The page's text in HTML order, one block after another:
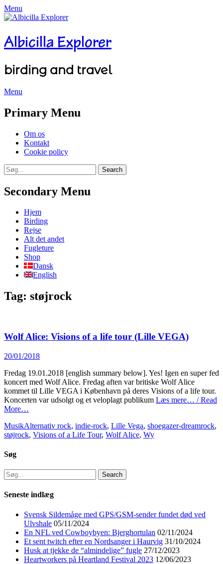
Menu
Albicilla Explorer
birding and travel
Menu
Primary Menu
Skip
content
Om os
Kontakt
Cookie policy
Search
Search
for:
Secondary Menu
Skip
content
Hjem
Birding
Rejse
Alt det andet
Fugleture
Shop
Dansk
English
Tag: støjrock
Wolf Alice: Visions of a life tour (Lille VEGA)
Posted
20/01/2018
Fredag 19.01.2018 [english summary below]. Yes! Igen en super fed
koncert med Wolf Alice. Fredag aften var britiske Wolf Alice
kommet til Lille VEGA i København på deres Visions of a life tour.
Koncerten var udsolgt og et veloplagt publikum Læs mere… / Read
More…
Categories
MusikTags
Alternativ rock, indie-rock, Lille Vega, shoegazer-dreamrock,
støjrock, Visions of a Life Tour, Wolf Alice, Wy
Søg
Search
for:
Seneste indlæg
Svensk Sildemåge med GPS/GSM-sender fundet død ved
Ulvshale 05/11/2024
En NFL ved Cowboybyen: Bjerghortulan 02/11/2024
Et sent twitch efter en Nordsanger i Haurvig 31/10/2024
Husk at tjekke de “almindelige” fugle 27/12/2023
Heartworkers på Heartland Festival 2023 12/06/2023